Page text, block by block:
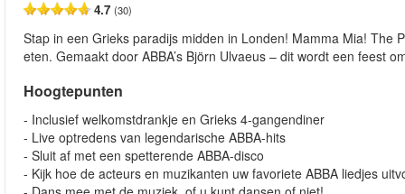
4.7 (30)
Stap in een Grieks paradijs midden in Londen! Mamma Mia! The
eten. Gemaakt door ABBA’s Björn Ulvaeus – dit wordt een feest
Hoogtepunten
- Inclusief welkomstdrankje en Grieks 4-gangendiner
- Live optredens van legendarische ABBA-hits
- Sluit af met een spetterende ABBA-disco
- Kijk hoe de acteurs en muzikanten uw favoriete ABBA liedjes